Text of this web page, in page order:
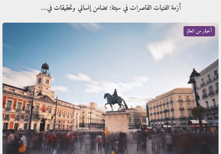
أزمة الفتيات القاصرات في سبتة: تضامن إنساني وتحقيقات في…
أخبار من العالم